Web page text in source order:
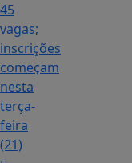
45
vagas;
inscrições
começam
nesta
terça-
feira
(21)